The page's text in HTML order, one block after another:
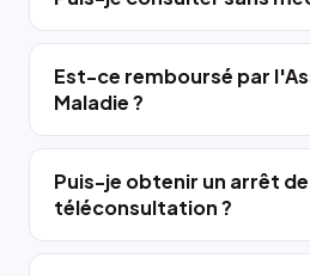
Est-ce remboursé par
Maladie ?
Puis-je obtenir un arrêt
téléconsultation ?